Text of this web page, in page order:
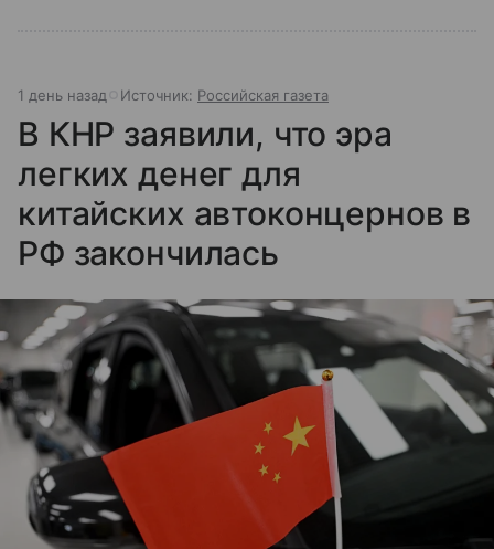
1 день назад Источник: Российская газета
В КНР заявили, что эра
легких денег для
китайских автоконцернов в
РФ закончилась